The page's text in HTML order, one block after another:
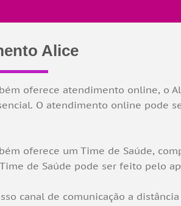
Alice
oferece atendimento online, o
O atendimento online pode
oferece um Time de Saúde,
de Saúde pode ser feito pelo
canal de comunicação a